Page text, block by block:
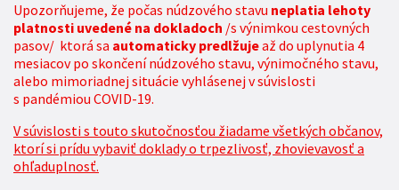
Upozorňujeme, že počas núdzového stavu neplatia lehoty
platnosti uvedené na dokladoch /s výnimkou cestovných
pasov/ ktorá sa automaticky predlžujeaž do uplynutia 4
mesiacov po skončení núdzového stavu, výnimočného stavu,
alebo mimoriadnej situácie vyhlásenej v súvislosti
s pandémiou COVID-19.
V súvislosti s touto skutočnosťou žiadame všetkých občanov,
ktorí si prídu vybaviť doklady o trpezlivosť, zhovievavosť a
ohľaduplnosť.